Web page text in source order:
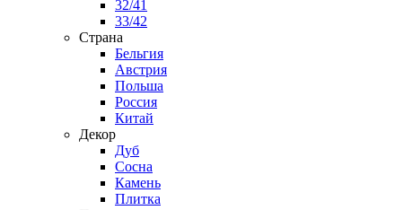
32/41
33/42
Страна
Бельгия
Австрия
Польша
Россия
Китай
Декор
Дуб
Сосна
Камень
Плитка